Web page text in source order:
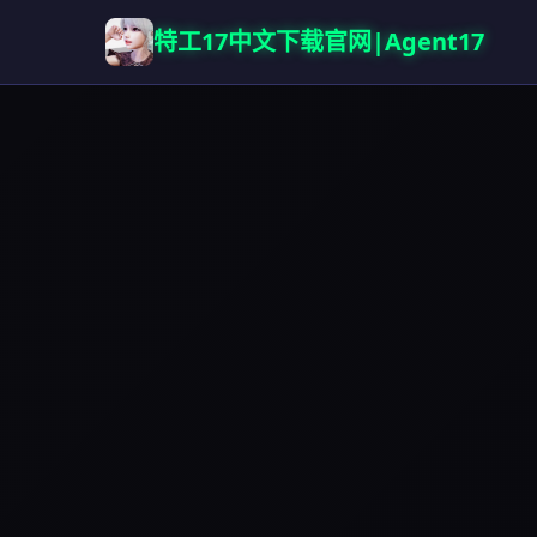
特工17中文下载官网|Agent17